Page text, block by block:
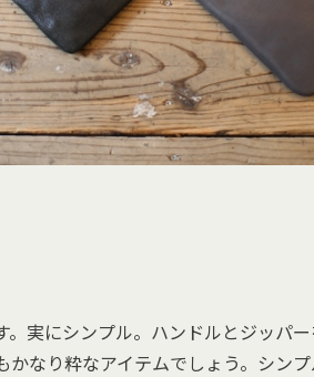
。実にシンプル。ハンドルとジッパ
かなり粋なアイテムでしょう。シン